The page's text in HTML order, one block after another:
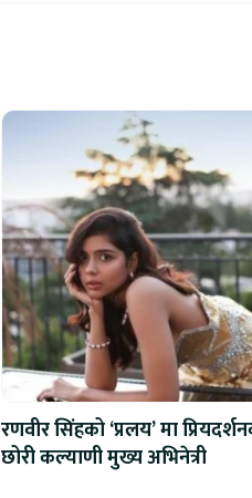
रणवीर सिंहको ‘प्रलय’ मा
छोरी कल्याणी मुख्य अभिनेत्री